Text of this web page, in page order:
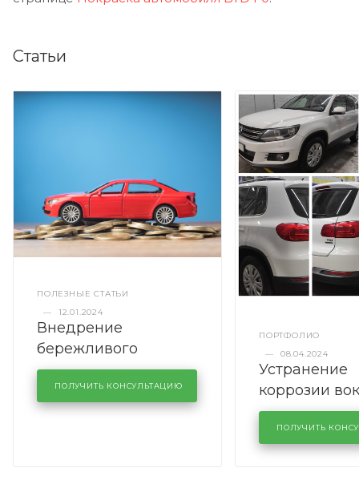
Статьи
ПОЛЕЗНЫЕ СТАТЬИ
—
12.01.2024
Внедрение
бережливого
производства в
кузовном сервисе
KUTUZOVV
ПОЛУЧИТЬ КОНСУЛЬТАЦИЮ
ПОРТФОЛИО
—
08.04.2024
Устранение
коррозии
лобового
районе
Volkswagen
ПОЛУЧИТЬ